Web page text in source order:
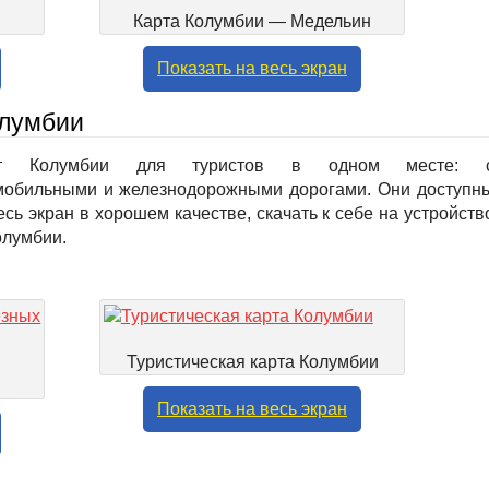
Карта Колумбии — Медельин
Показать на весь экран
Колумбии для туристов в одном месте:
и железнодорожными дорогами. Они
экран в хорошем качестве, скачать к себе на
Туристическая карта Колумбии
Показать на весь экран